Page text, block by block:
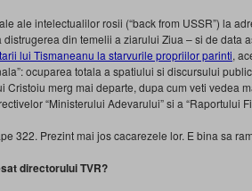
ale intelectualilor rosii (“back from USSR”) la
din temelii a ziarului Ziua – si de data
lui Tismaneanu la starvurile propriilor parinti,
ocuparea totala a spatiului si discursului
Cristoiu merg mai departe, dupa cum veti vedea
“Ministerului Adevarului” si a “Raportului
322. Prezint mai jos cacarezele lor. E bina sa
directorului TVR?